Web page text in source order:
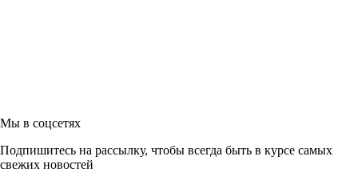
Мы в соцсетях
Подпишитесь на рассылку, чтобы всегда быть в курсе самых
свежих новостей